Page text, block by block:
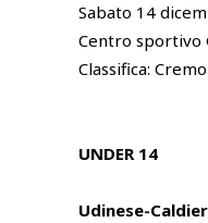
Sabato 14
Centro sportivo
Classifica:
UNDER 14
Udinese-